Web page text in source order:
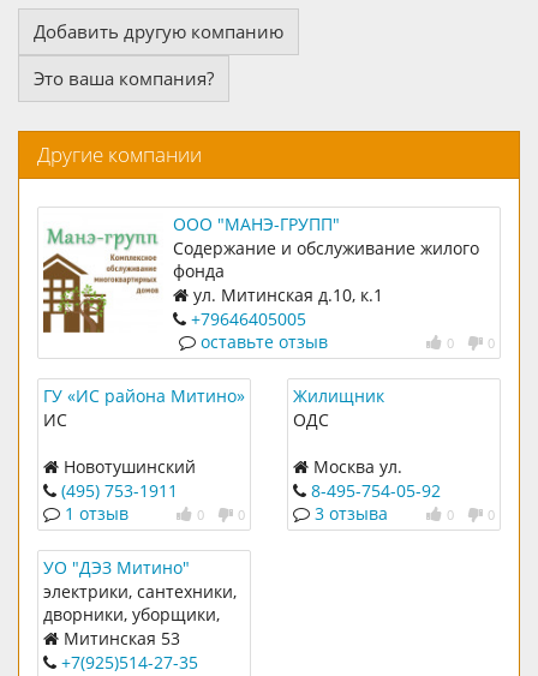
Добавить другую компанию
Это ваша компания?
Другие компании
ООО "МАНЭ-ГРУПП"
Содержание и обслуживание жилого
фонда
ул. Митинская д.10, к.1
+79646405005
0 0
оставьте отзыв
ГУ «ИС района Митино»
ИС
Новотушинский
проезд, д. 10, корп. 1.
(495) 753-1911
0 0
1 отзыв
Жилищник
Диспетчерской службы
ОДС
Москва ул.
Барышиха, 15
8-495-754-05-92
0 0
3 отзыва
УО "ДЭЗ Митино"
электрики, сантехники,
дворники, уборщики,
сварщики, плотники
Митинская 53
+7(925)514-27-35